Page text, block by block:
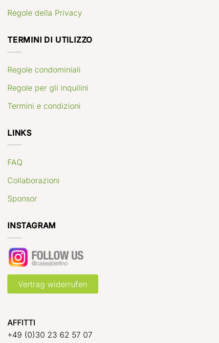
Regole della Privacy
TERMINI DI UTILIZZO
Regole condominiali
Regole per gli inquilini
Termini e condizioni
LINKS
FAQ
Collaborazioni
Sponsor
INSTAGRAM
Vertrag widerrufen
AFFITTI
+49 (0)30 23 62 57 07